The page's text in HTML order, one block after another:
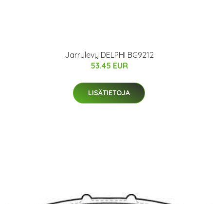
Jarrulevy DELPHI BG9212
53.45 EUR
LISÄTIETOJA